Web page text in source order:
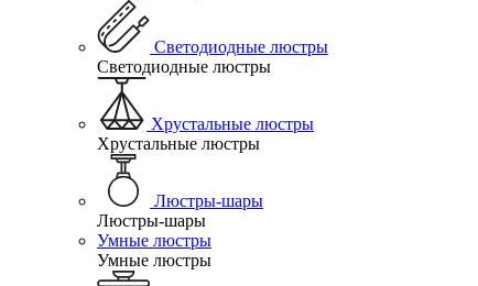
Светодиодные люстры
Светодиодные люстры
Хрустальные люстры
Хрустальные люстры
Люстры-шары
Люстры-шары
Умные люстры
Умные люстры